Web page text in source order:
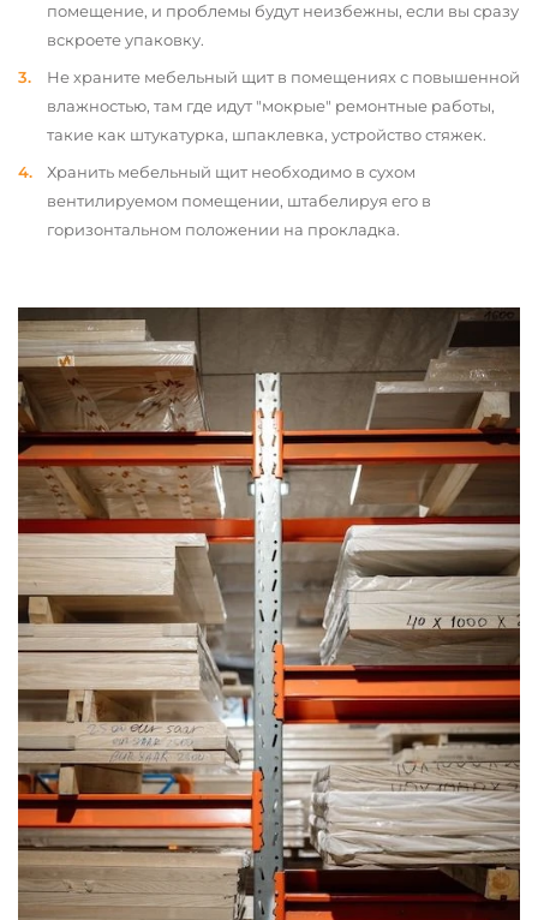
помещение, и проблемы будут неизбежны, если вы сразу
вскроете упаковку.
Не храните мебельный щит в помещениях с повышенной
влажностью, там где идут "мокрые" ремонтные работы,
такие как штукатурка, шпаклевка, устройство стяжек.
Хранить мебельный щит необходимо в сухом
вентилируемом помещении, штабелируя его в
горизонтальном положении на прокладка.